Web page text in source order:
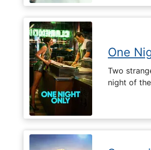
One
Two
night of